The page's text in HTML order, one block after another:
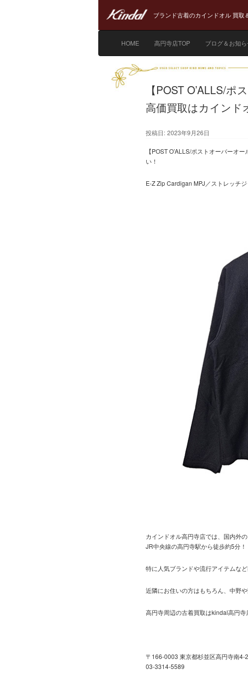
ブランド古着のカインドオル 買取
HOME 高円寺店TOP ブログ＆お知
【POST O’ALLS/
高価買取はカインド
投稿日: 2023年9月26日
【POST O’ALLS/ポストオーバーオ
い！
E-Z Zip Cardigan MPJ／ストレッチ
カインドオル高円寺店では、国内外
JR中央線の高円寺駅から徒歩約5分！
特に人気ブランドや流行アイテムな
近隣にお住いの方はもちろん、中野
高円寺周辺の古着買取はkindal高円寺
〒166-0003 東京都杉並区高円寺南
03-3314-5589